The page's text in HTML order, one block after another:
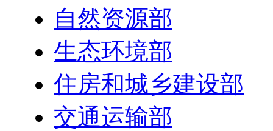
自然资源部
生态环境部
住房和城乡建设部
交通运输部